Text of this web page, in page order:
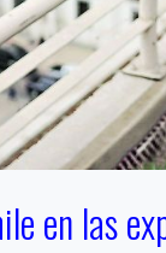
en las